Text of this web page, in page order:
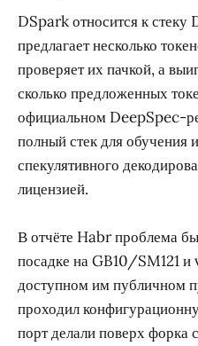
DSpark относится к
предлагает несколько
проверяет их пачкой, а
сколько предложенных
официальном DeepSpec-
полный стек для
спекулятивного
лицензией.
В отчёте Habr проблема
посадке на GB10/SM121
доступном им публичном
проходил
порт делали поверх форка